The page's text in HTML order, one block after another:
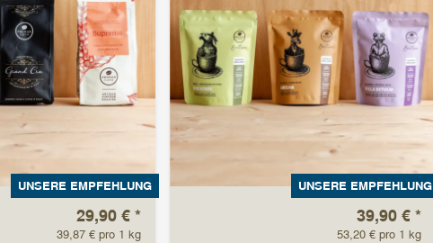
UNSERE EMPFEHLUNG
29,90 €*
39,87 € pro 1 kg
UNSERE EMPFEHLUNG
39,90 € *
53,20 € pro 1 kg